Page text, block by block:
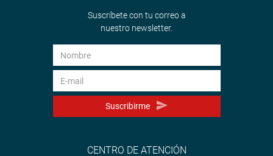
Suscríbete con tu correo a
nuestro newsletter.
Suscribirme
CENTRO DE ATENCIÓN